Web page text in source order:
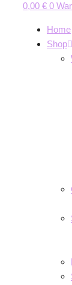
0,00 € 0
Home
Shop